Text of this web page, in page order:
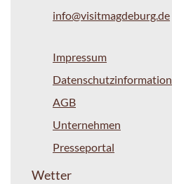
info@visitmagdeburg.de
Impressum
Datenschutzinformation
AGB
Unternehmen
Presseportal
Wetter